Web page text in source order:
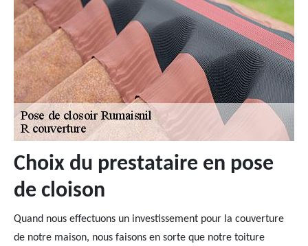
Choix du prestataire en pose
de cloison
Quand nous effectuons un investissement pour la couverture
de notre maison, nous faisons en sorte que notre toiture